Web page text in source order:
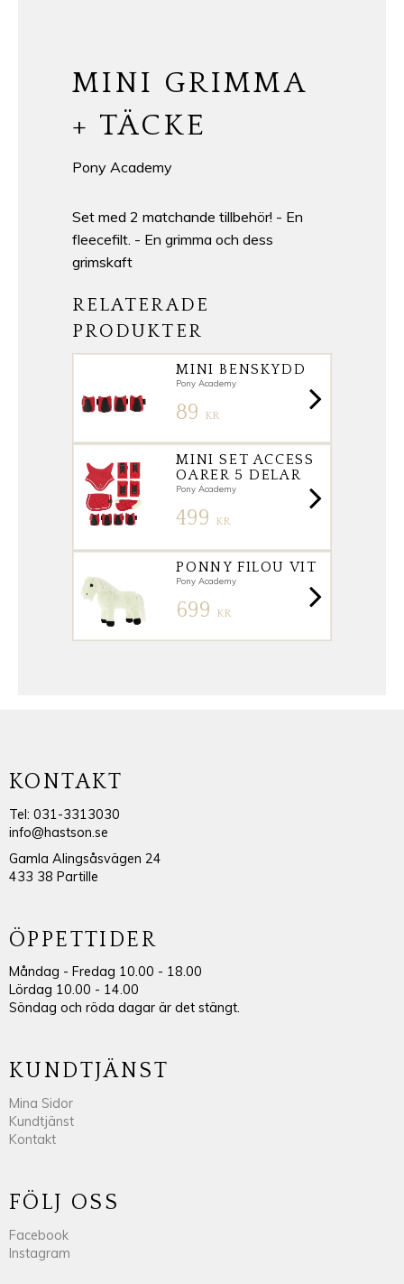
MINI GRIMMA
+ TÄCKE
Pony Academy
Set med 2 matchande tillbehör! - En
fleecefilt. - En grimma och dess
grimskaft
RELATERADE
PRODUKTER
MINI BENSKYDD
Pony Academy
89 KR
MINI SET ACCESS
OARER 5 DELAR
Pony Academy
499 KR
PONNY FILOU VIT
Pony Academy
699 KR
KONTAKT
Tel: 031-3313030
info@hastson.se
Gamla Alingsåsvägen 24
433 38 Partille
ÖPPETTIDER
Måndag - Fredag 10.00 - 18.00
Lördag 10.00 - 14.00
Söndag och röda dagar är det stängt.
KUNDTJÄNST
Mina Sidor
Kundtjänst
Kontakt
FÖLJ OSS
Facebook
Instagram